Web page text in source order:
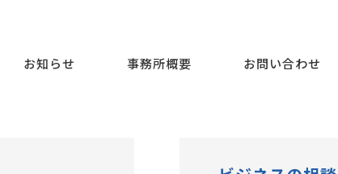
お知らせ 事務所概要 お問い合わせ